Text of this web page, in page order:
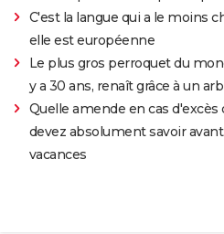
C'est la langue qui a le moins
elle est européenne
Le plus gros perroquet du
y a 30 ans, renaît grâce à un
Quelle amende en cas d'excès
devez absolument savoir
vacances